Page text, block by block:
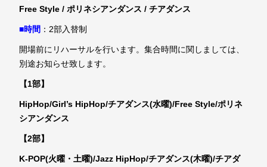
Free Style / ポリネシアンダンス / チアダンス
■時間 ：2部入替制
開場前にリハーサルを行います。集合時間に関しましては、
別途お知らせ致します。
【1部】
HipHop/Girl’s HipHop/チアダンス(水曜)/Free Style/ポリネ
シアンダンス
【2部】
K-POP(火曜・土曜)/Jazz HipHop/チアダンス(木曜)/チアダ